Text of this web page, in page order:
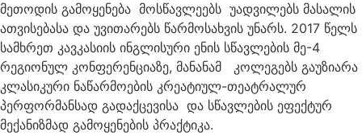
მეთოდის გამოყენება მოსწავლეებს უადვილებს მასალის
ათვისებასა და უვითარებს წარმოსახვის უნარს. 2017 წელს
სამხრეთ კავკასიის ინგლისური ენის სწავლების მე-4
რეგიონულ კონფერენციაზე, მანანამ კოლეგებს გაუზიარა
კლასიკური ნაწარმოების კრეატიულ-თეატრალურ
პერფორმანსად გადაქცევისა და სწავლების ეფექტურ
მექანიზმად გამოყენების პრაქტიკა.